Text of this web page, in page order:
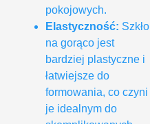
pokojowych.
Elastyczność: Szkło
na gorąco jest
bardziej plastyczne i
łatwiejsze do
formowania, co czyni
je idealnym do